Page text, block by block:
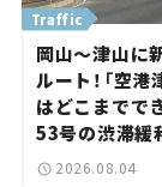
Traffic
岡山～津山に
ルート！「空港
はどこまでで
53号の渋滞緩
岡山市側でも動
2026.08.04